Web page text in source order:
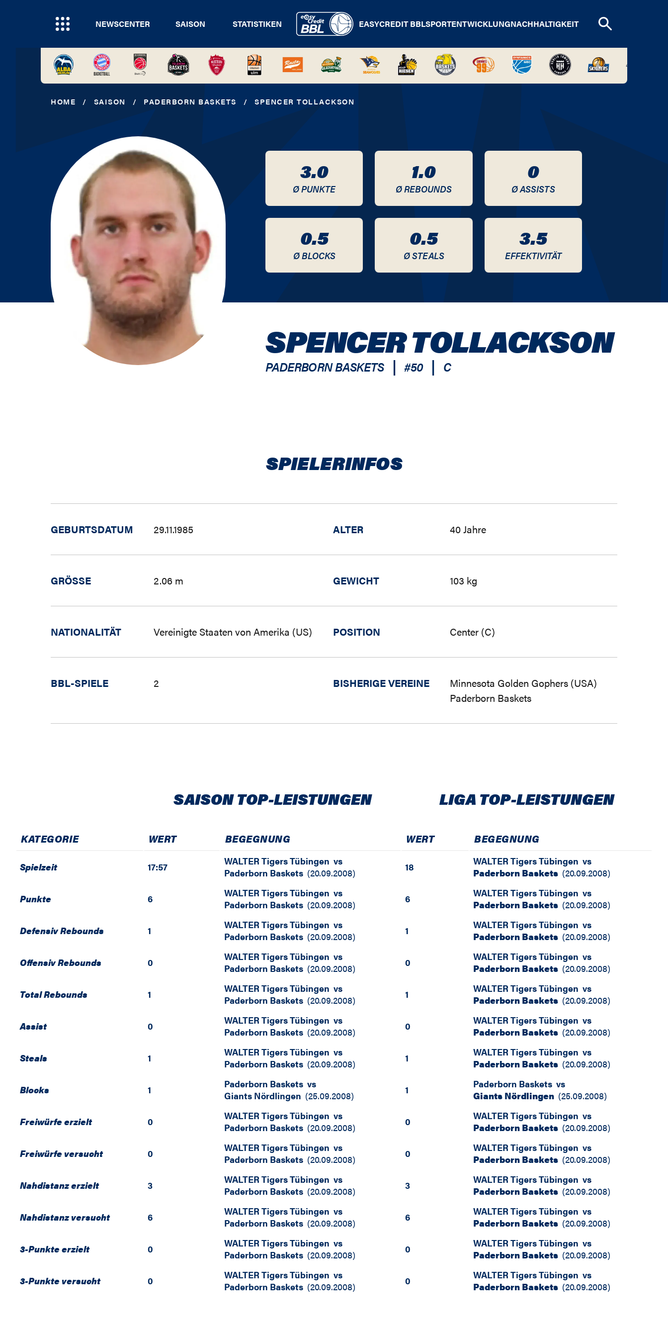
NEWSCENTER SAISON STATISTIKEN EASYCREDIT BBLSPORTENTWICKLUNGNACHHALTIGKEIT
HOME / SAISON / PADERBORN BASKETS / SPENCER TOLLACKSON
3.0
Ø PUNKTE
1.0
Ø REBOUNDS
0
Ø ASSISTS
0.5
Ø BLOCKS
0.5
Ø STEALS
3.5
EFFEKTIVITÄT
SPENCER TOLLACKSON
PADERBORN BASKETS | #50 | C
SPIELERINFOS
GEBURTSDATUM 29.11.1985 ALTER 40 Jahre
GRÖSSE 2.06 m GEWICHT 103 kg
NATIONALITÄT Vereinigte Staaten von Amerika (US) POSITION Center (C)
BBL-SPIELE 2 BISHERIGE VEREINE
Minnesota Golden Gophers (USA)
Paderborn Baskets
SAISON TOP-LEISTUNGEN LIGA TOP-LEISTUNGEN
KATEGORIE WERT BEGEGNUNG WERT BEGEGNUNG
Spielzeit 17:57 WALTER Tigers Tübingen vs
Paderborn Baskets (20.09.2008) 18 WALTER Tigers Tübingen vs
Paderborn Baskets (20.09.2008)
Punkte 6 WALTER Tigers Tübingen vs
Paderborn Baskets (20.09.2008) 6 WALTER Tigers Tübingen vs
Paderborn Baskets (20.09.2008)
Defensiv Rebounds 1 WALTER Tigers Tübingen vs
Paderborn Baskets (20.09.2008) 1 WALTER Tigers Tübingen vs
Paderborn Baskets (20.09.2008)
Offensiv Rebounds 0 WALTER Tigers Tübingen vs
Paderborn Baskets (20.09.2008) 0 WALTER Tigers Tübingen vs
Paderborn Baskets (20.09.2008)
Total Rebounds 1 WALTER Tigers Tübingen vs
Paderborn Baskets (20.09.2008) 1 WALTER Tigers Tübingen vs
Paderborn Baskets (20.09.2008)
Assist 0 WALTER Tigers Tübingen vs
Paderborn Baskets (20.09.2008) 0 WALTER Tigers Tübingen vs
Paderborn Baskets (20.09.2008)
Steals 1 WALTER Tigers Tübingen vs
Paderborn Baskets (20.09.2008) 1 WALTER Tigers Tübingen vs
Paderborn Baskets (20.09.2008)
Blocks 1 Paderborn Baskets vs
Giants Nördlingen (25.09.2008) 1 Paderborn Baskets vs
Giants Nördlingen (25.09.2008)
Freiwürfe erzielt 0 WALTER Tigers Tübingen vs
Paderborn Baskets (20.09.2008) 0 WALTER Tigers Tübingen vs
Paderborn Baskets (20.09.2008)
Freiwürfe versucht 0 WALTER Tigers Tübingen vs
Paderborn Baskets (20.09.2008) 0 WALTER Tigers Tübingen vs
Paderborn Baskets (20.09.2008)
Nahdistanz erzielt 3 WALTER Tigers Tübingen vs
Paderborn Baskets (20.09.2008) 3 WALTER Tigers Tübingen vs
Paderborn Baskets (20.09.2008)
Nahdistanz versucht 6 WALTER Tigers Tübingen vs
Paderborn Baskets (20.09.2008) 6 WALTER Tigers Tübingen vs
Paderborn Baskets (20.09.2008)
3-Punkte erzielt 0 WALTER Tigers Tübingen vs
Paderborn Baskets (20.09.2008) 0 WALTER Tigers Tübingen vs
Paderborn Baskets (20.09.2008)
3-Punkte versucht 0 WALTER Tigers Tübingen vs
Paderborn Baskets (20.09.2008) 0 WALTER Tigers Tübingen vs
Paderborn Baskets (20.09.2008)